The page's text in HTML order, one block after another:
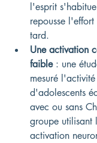
l'esprit
repousse
tard.
Une activation
faible : une
mesuré
d'adolescents
avec ou sans
groupe utilisant
activation